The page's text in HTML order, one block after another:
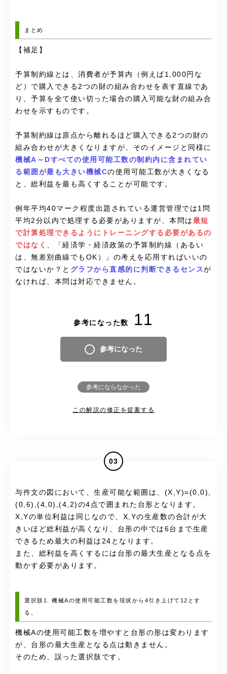
まとめ
【補足】
予算制約線とは、消費者が予算内（例えば1,000円な
ど）で購入できる2つの財の組み合わせを表す直線であ
り、予算を全て使い切った場合の購入可能な財の組み合
わせを示すものです。
予算制約線は原点から離れるほど購入できる2つの財の
組み合わせが大きくなりますが、そのイメージと同様に
機械A～Dすべての使用可能工数の制約内に含まれてい
る範囲が最も大きい機械Cの使用可能工数が大きくなる
と、総利益を最も高くすることが可能です。
例年平均40マーク程度出題されている運営管理では 1問
平均2分以内で処理する必要がありますが、本問は 最短
で計算処理できるようにトレーニングする必要があるの
ではなく 、
「経済学・経済政策の予算制約線（あるい
は、無差別曲線でもOK）」の考えを応用すればいいの
ではないか？と グラフから直感的に判断できるセンスが
なければ、本問は対応できません。
参考になった数 11
参考になった
参考にならなかった
この解説の修正を提案する
03
与件文の図において、生産可能な範囲は、(X,Y)=(0,0),
(0,6),(4,0),(4,2)の4点で囲まれた台形となります。
X,Yの単位利益は同じなので、X,Yの生産数の合計が大
きいほど総利益が高くなり、台形の中では6台まで生産
できるため最大の利益は24となります。
また、総利益を高くするには台形の最大生産となる点を
動かす必要があります。
選択肢1. 機械Aの使用可能工数を現状から4引き上げて12とす
る。
機械Aの使用可能工数を増やすと台形の形は変わります
が、台形の最大生産となる点は動きません。
そのため、誤った選択肢です。